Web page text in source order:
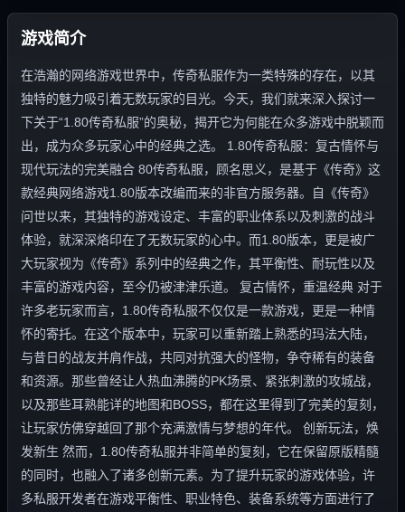
游戏简介
在浩瀚的网络游戏世界中，传奇私服作为一类特殊的存在，以其
独特的魅力吸引着无数玩家的目光。今天，我们就来深入探讨一
下关于“1.80传奇私服”的奥秘，揭开它为何能在众多游戏中脱颖而
出，成为众多玩家心中的经典之选。 1.80传奇私服：复古情怀与
现代玩法的完美融合 80传奇私服，顾名思义，是基于《传奇》这
款经典网络游戏1.80版本改编而来的非官方服务器。自《传奇》
问世以来，其独特的游戏设定、丰富的职业体系以及刺激的战斗
体验，就深深烙印在了无数玩家的心中。而1.80版本，更是被广
大玩家视为《传奇》系列中的经典之作，其平衡性、耐玩性以及
丰富的游戏内容，至今仍被津津乐道。 复古情怀，重温经典 对于
许多老玩家而言，1.80传奇私服不仅仅是一款游戏，更是一种情
怀的寄托。在这个版本中，玩家可以重新踏上熟悉的玛法大陆，
与昔日的战友并肩作战，共同对抗强大的怪物，争夺稀有的装备
和资源。那些曾经让人热血沸腾的PK场景、紧张刺激的攻城战，
以及那些耳熟能详的地图和BOSS，都在这里得到了完美的复刻，
让玩家仿佛穿越回了那个充满激情与梦想的年代。 创新玩法，焕
发新生 然而，1.80传奇私服并非简单的复刻，它在保留原版精髓
的同时，也融入了诸多创新元素。为了提升玩家的游戏体验，许
多私服开发者在游戏平衡性、职业特色、装备系统等方面进行了